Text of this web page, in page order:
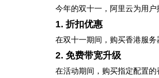
今年的双十一，阿里云为用户
1. 折扣优惠
在双十一期间，购买香港服
2. 免费带宽升级
在活动期间，购买指定配置的